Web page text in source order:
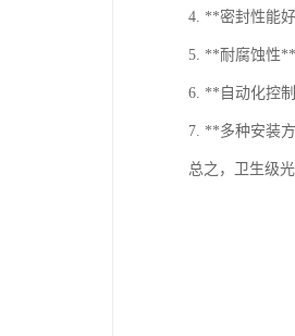
4. **密封性能
5. **耐腐蚀性**
6. **自动化控
7. **多种安装
总之，卫生级